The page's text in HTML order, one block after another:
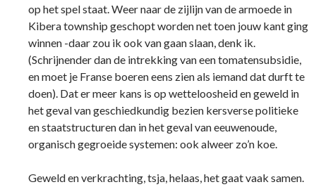
op het spel staat. Weer naar de zijlijn van de armoede in
Kibera township geschopt worden net toen jouw kant ging
winnen -daar zou ik ook van gaan slaan, denk ik.
(Schrijnender dan de intrekking van een tomatensubsidie,
en moet je Franse boeren eens zien als iemand dat durft te
doen). Dat er meer kans is op wetteloosheid en geweld in
het geval van geschiedkundig bezien kersverse politieke
en staatstructuren dan in het geval van eeuwenoude,
organisch gegroeide systemen: ook alweer zo’n koe.
Geweld en verkrachting, tsja, helaas, het gaat vaak samen.